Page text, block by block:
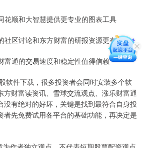
花顺和大智慧提供更专业的图表工具
社区讨论和东方财富的研报资源更有价值
富通的交易速度和稳定性值得信赖
软件下载，很多投资者会同时安装多个软
方财富读资讯、雪球交流观点、涨乐财富通
没有绝对的好坏，关键是找到最符合自身投
者先免费试用各平台的基础功能，再决定是